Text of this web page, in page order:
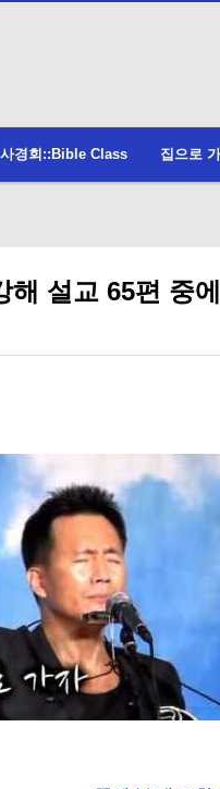
사경회::Bible Class 집으로
설교 65편 중